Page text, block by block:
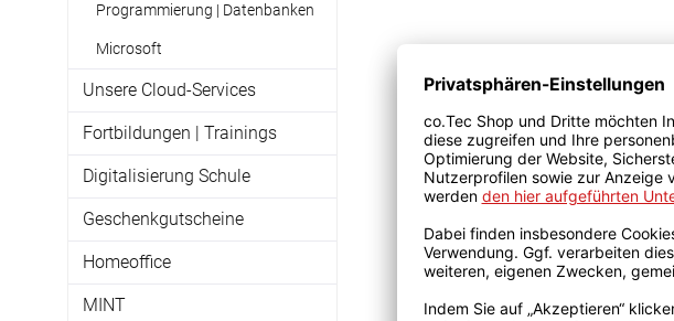
Programmierung | Datenbanken
Microsoft
Unsere Cloud-Services
Fortbildungen | Trainings
Digitalisierung Schule
Geschenkgutscheine
Homeoffice
MINT